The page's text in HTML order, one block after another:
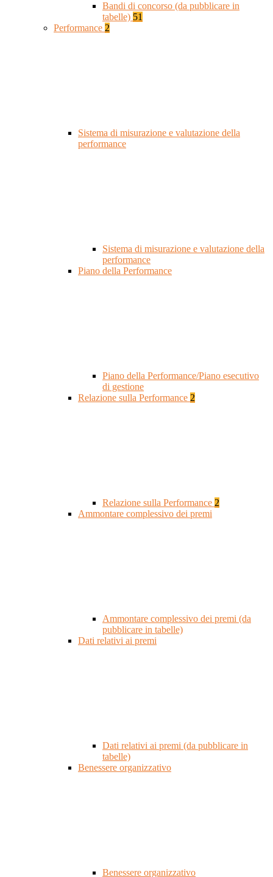
Bandi di concorso (da pubblicare in
tabelle) 51
Performance 2
Sistema di misurazione e valutazione della
performance
Sistema di misurazione e valutazione della
performance
Piano della Performance
Piano della Performance/Piano esecutivo
di gestione
Relazione sulla Performance 2
Relazione sulla Performance 2
Ammontare complessivo dei premi
Ammontare complessivo dei premi (da
pubblicare in tabelle)
Dati relativi ai premi
Dati relativi ai premi (da pubblicare in
tabelle)
Benessere organizzativo
Benessere organizzativo